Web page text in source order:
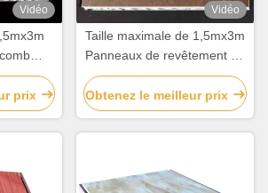
Vidéo
en
pour la
prix
Vidéo
Taille maximale de 1,5mx3m
Panneaux de revêtement en
aluminium à honeycomb en
marbre pour la décoration
de bâtiments
Obtenez le meilleur prix